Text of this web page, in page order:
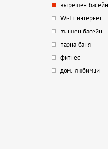
вътрешен басейн
Wi-Fi интернет
външен басейн
парна баня
фитнес
дом. любимци